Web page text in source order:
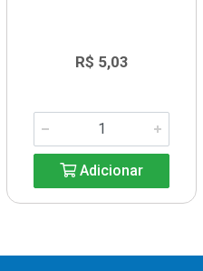
R$ 5,03
Adicionar